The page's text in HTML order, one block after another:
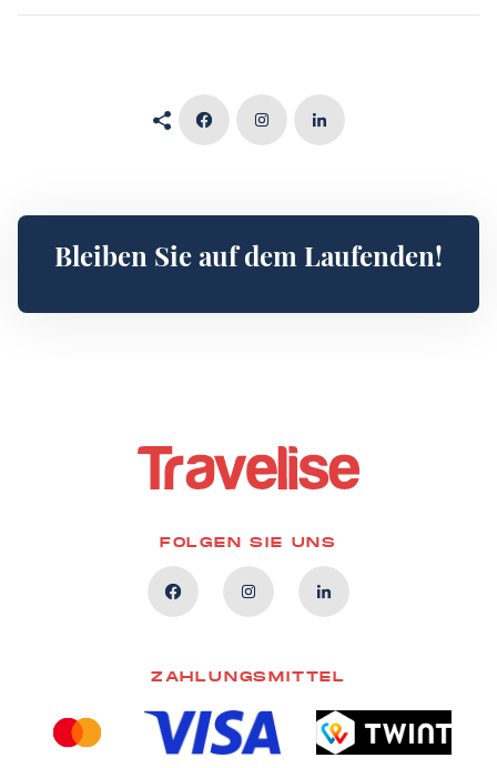
Bleiben Sie auf dem Laufenden!
FOLGEN SIE UNS
ZAHLUNGSMITTEL